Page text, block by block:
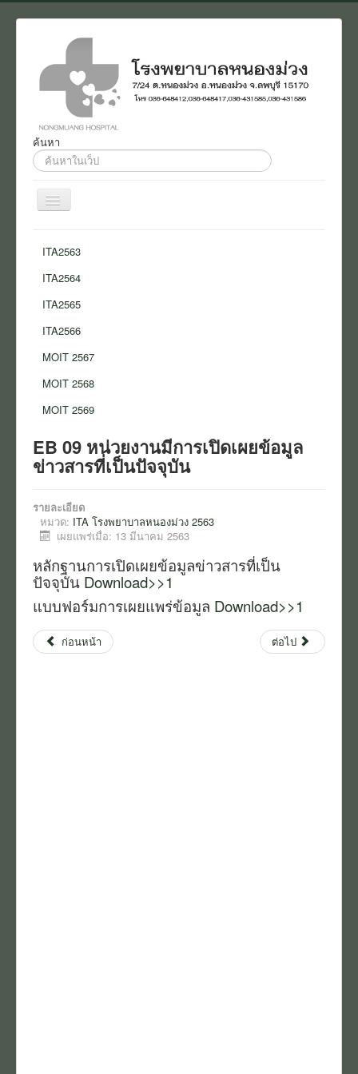
ค้นหา
ค้นหา...
สลับ
เน
เก
ชั่น
ข่าว
สมัครงาน
งานจัดซื้อจัดจ้าง
การเงิน
นโยบายและแนวปฏิบัติ
แบบแสดง สขร.
ITA โรงพยาบาลหนองม่วง
ITA สสอ.หนองม่วง
ITA2563
ITA2564
ITA2565
ITA2566
MOIT 2567
MOIT 2568
MOIT 2569
EB 09 หน่วยงานมีการเปิดเผยข้อมูล
ข่าวสารที่เป็นปัจจุบัน
รายละเอียด
หมวด: ITA โรงพยาบาลหนองม่วง 2563
เผยแพร่เมื่อ: 13 มีนาคม 2563
หลักฐานการเปิดเผยข้อมูลข่าวสารที่เป็น
ปัจจุบัน Download>>1
แบบฟอร์มการเผยแพร่ข้อมูล Download>>1
ก่อนหน้า ต่อไป